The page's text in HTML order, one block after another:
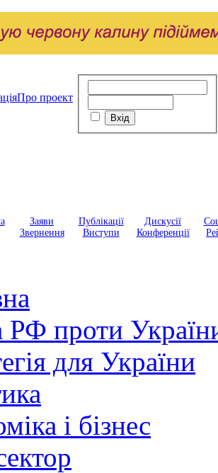
Про проект
Заяви
Звернення
Публікації
Виступи
Дискусії
Конференції
РФ проти
для України
і бізнес